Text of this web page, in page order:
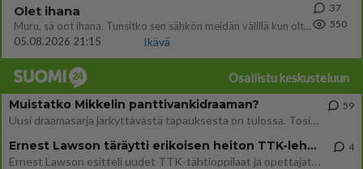
Olet ihana
Muru, sä oot ihana. Tunsitko sen sähkön meidän välillä kun oltiin ihan låhekkäin? 👩‍❤️‍👩❤️😼😘
05.08.2026 21:15
Ikävä
37
550
Osallistu keskusteluun
Muistatko Mikkelin panttivankidraaman?
Uusi draamasarja järkyttävästä tapauksesta on tulossa. Tositapahtumiin perustuva sarja ammentaa vuoden 1986 Mikkelin pan
59
Ernest Lawson täräytti erikoisen heiton TTK-lehdistötilaisuudessa: " Onko tässä tarkoituksena...?"
Ernest Lawson esitteli uudet TTK-tähtioppilaat ja opettajat torstaina 6.8. lehdistölle. Tulevalla kaudella on yksi hausk
4